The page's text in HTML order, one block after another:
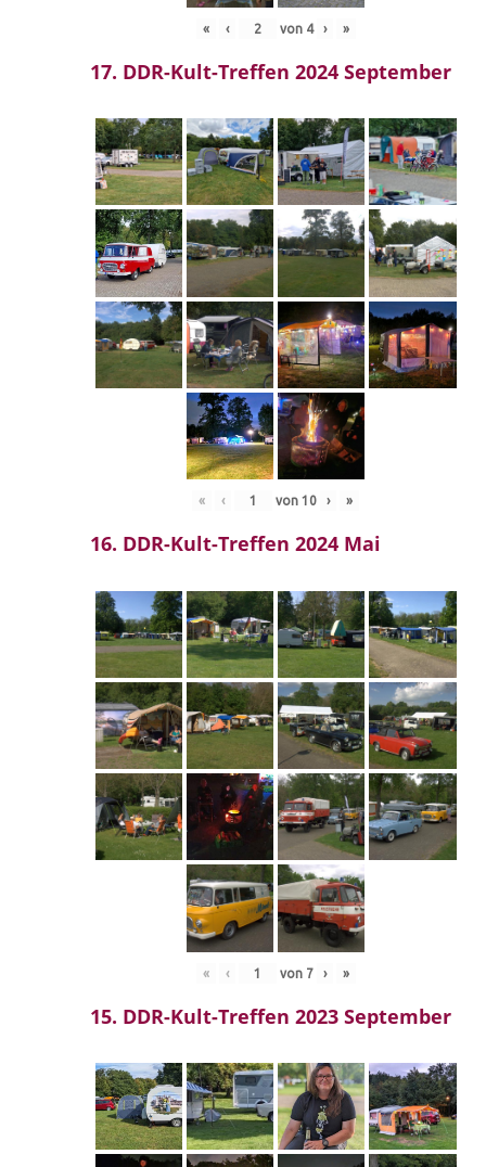
« ‹ von 4 › »
17. DDR-Kult-Treffen 2024 September
« ‹ von 10 › »
16. DDR-Kult-Treffen 2024 Mai
« ‹ von 7 › »
15. DDR-Kult-Treffen 2023 September